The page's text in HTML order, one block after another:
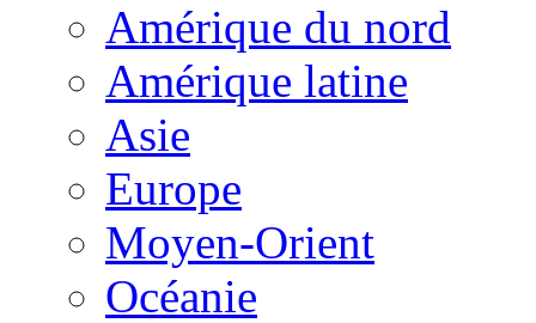
Amérique du nord
Amérique latine
Asie
Europe
Moyen-Orient
Océanie